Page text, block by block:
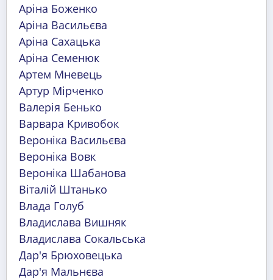
Аріна Боженко
Аріна Васильєва
Аріна Сахацька
Аріна Семенюк
Артем Мневець
Артур Мірченко
Валерія Бенько
Варвара Кривобок
Вероніка Васильєва
Вероніка Вовк
Вероніка Шабанова
Віталій Штанько
Влада Голуб
Владислава Вишняк
Владислава Сокальська
Дар'я Брюховецька
Дар'я Мальнєва